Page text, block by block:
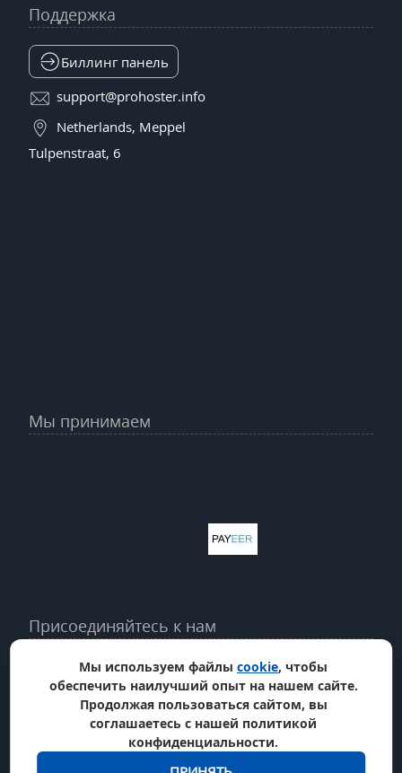
Поддержка
Биллинг панель
support@prohoster.info
Netherlands, Meppel
Tulpenstraat, 6
Мы принимаем
Присоединяйтесь к нам
Мы используем файлы cookie, чтобы
обеспечить наилучший опыт на нашем сайте.
Продолжая пользоваться сайтом, вы
соглашаетесь с нашей политикой
конфиденциальности.